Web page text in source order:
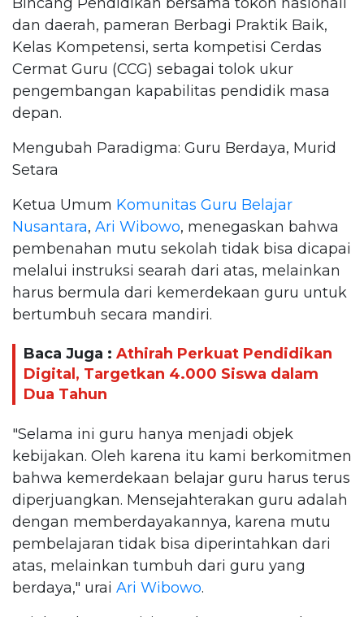
dan daerah, pameran Berbagi Praktik Baik,
Kelas Kompetensi, serta kompetisi Cerdas
Cermat Guru (CCG) sebagai tolok ukur
pengembangan kapabilitas pendidik masa
depan.
Mengubah Paradigma: Guru Berdaya, Murid
Setara
Ketua Umum Komunitas Guru Belajar
Nusantara, Ari Wibowo, menegaskan bahwa
pembenahan mutu sekolah tidak bisa dicapai
melalui instruksi searah dari atas, melainkan
harus bermula dari kemerdekaan guru untuk
bertumbuh secara mandiri.
Baca Juga : Athirah Perkuat Pendidikan
Digital, Targetkan 4.000 Siswa dalam
Dua Tahun
"Selama ini guru hanya menjadi objek
kebijakan. Oleh karena itu kami berkomitmen
bahwa kemerdekaan belajar guru harus terus
diperjuangkan. Mensejahterakan guru adalah
dengan memberdayakannya, karena mutu
pembelajaran tidak bisa diperintahkan dari
atas, melainkan tumbuh dari guru yang
berdaya," urai Ari Wibowo.